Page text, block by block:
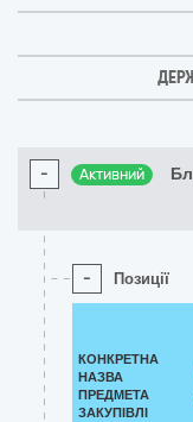
- Активний
- Позиції
КОНКРЕТНА
НАЗВА
ПРЕДМЕТА
ЗАКУПІВЛІ